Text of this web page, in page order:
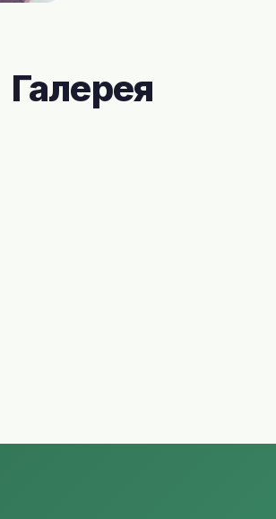
Галерея